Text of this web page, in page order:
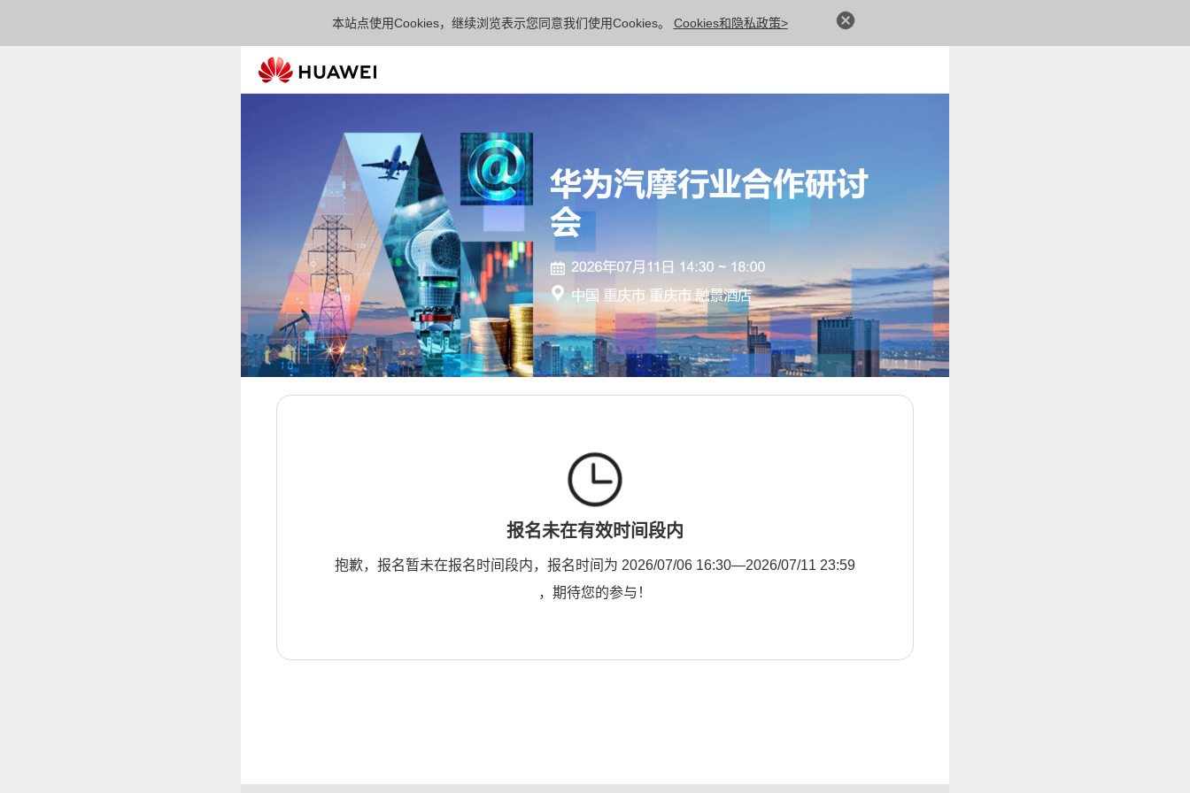
本站点使用Cookies，继续浏览表示您同意我们使用Cookies。 Cookies和隐私政策>
报名未在有效时间段内
抱歉，报名暂未在报名时间段内，报名时间为 2026/07/06 16:30—2026/07/11 23:59
，期待您的参与！